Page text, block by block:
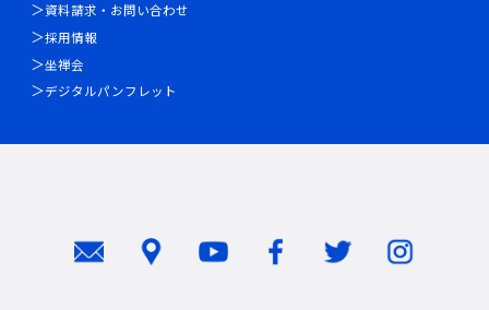
資料請求・お問い合わせ
採用情報
坐禅会
デジタルパンフレット